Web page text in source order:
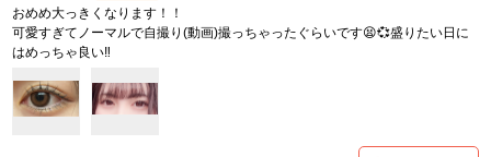
おめめ大っきくなります！！
可愛すぎてノーマルで自撮り(動画)撮っちゃったぐらいです😫💞盛りたい日に
はめっちゃ良い‼️